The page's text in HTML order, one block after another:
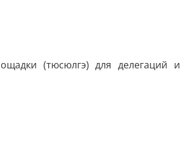
(тюсюлгэ) для делегаций и